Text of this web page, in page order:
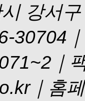
강서
30704
｜
｜홈